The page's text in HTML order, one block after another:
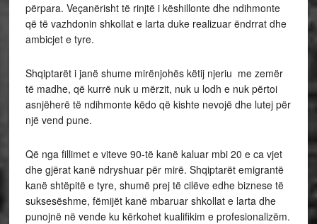
përpara. Veçanërisht të rinjtë i këshillonte dhe ndihmonte
që të vazhdonin shkollat e larta duke realizuar ëndrrat dhe
ambicjet e tyre.
Shqiptarët i janë shume mirënjohës këtij njeriu me zemër
të madhe, që kurrë nuk u mërzit, nuk u lodh e nuk përtoi
asnjëherë të ndihmonte këdo që kishte nevojë dhe lutej për
një vend pune.
Që nga fillimet e viteve 90-të kanë kaluar mbi 20 e ca vjet
dhe gjërat kanë ndryshuar për mirë. Shqiptarët emigrantë
kanë shtëpitë e tyre, shumë prej të cilëve edhe biznese të
suksesëshme, fëmijët kanë mbaruar shkollat e larta dhe
punojnë në vende ku kërkohet kualifikim e profesionalizëm.